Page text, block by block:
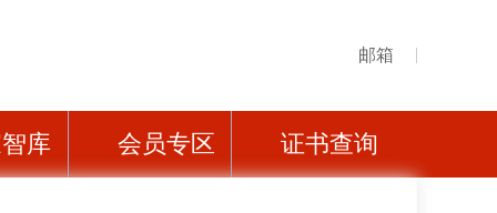
邮箱
库 会员专区 证书查询